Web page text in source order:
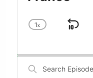
Change
1x
Skip
Search
Episodes